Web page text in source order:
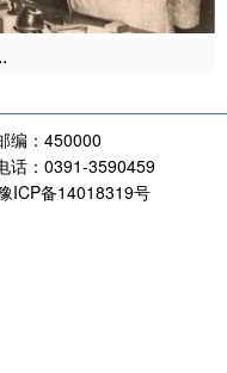
编：450000
话：0391-3590459
ICP备14018319号